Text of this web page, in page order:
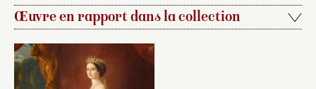
Œuvre en rapport dans la collection